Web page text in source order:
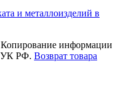
информации
УК РФ. Возврат товара